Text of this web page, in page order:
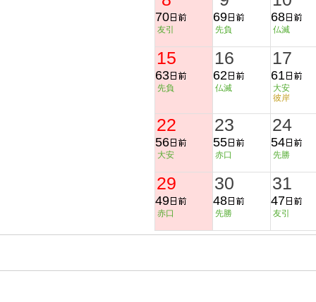
70
友引
69
先負
68
仏滅
15
63
先負
16
62
仏滅
17
61
大安
彼岸
22
56
大安
23
55
赤口
24
54
先勝
29
49
赤口
30
48
先勝
31
47
友引